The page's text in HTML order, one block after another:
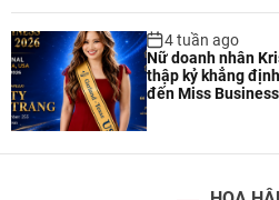
4 tuần ago
Nữ doanh nhân
thập kỷ khẳng
đến Miss